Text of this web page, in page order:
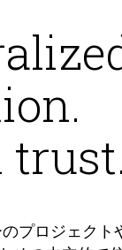
trust.
プロジェクト